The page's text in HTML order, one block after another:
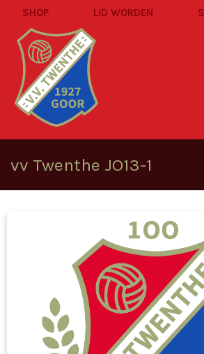
SHOP LID WORDEN
vv Twenthe JO13-1